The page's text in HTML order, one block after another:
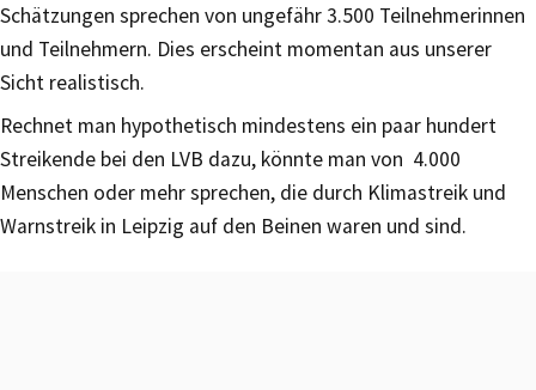
Schätzungen sprechen von ungefähr 3.500 Teilnehmerinnen
und Teilnehmern. Dies erscheint momentan aus unserer
Sicht realistisch.
Rechnet man hypothetisch mindestens ein paar hundert
Streikende bei den LVB dazu, könnte man von 4.000
Menschen oder mehr sprechen, die durch Klimastreik und
Warnstreik in Leipzig auf den Beinen waren und sind.